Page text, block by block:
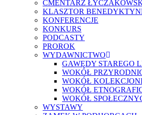
CMENTARZ
KLASZTOR
KONFERENCJE
KONKURS
PODCASTY
PROROK
WYDAWNICTWO
GAWĘDY STAREGO
WOKÓŁ
WOKÓŁ
WOKÓŁ
WOKÓŁ
WYSTAWY